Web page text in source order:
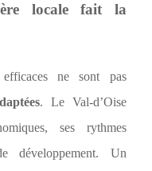
locale fait la
ne sont pas
. Le Val-d’Oise
ses rythmes
développement. Un